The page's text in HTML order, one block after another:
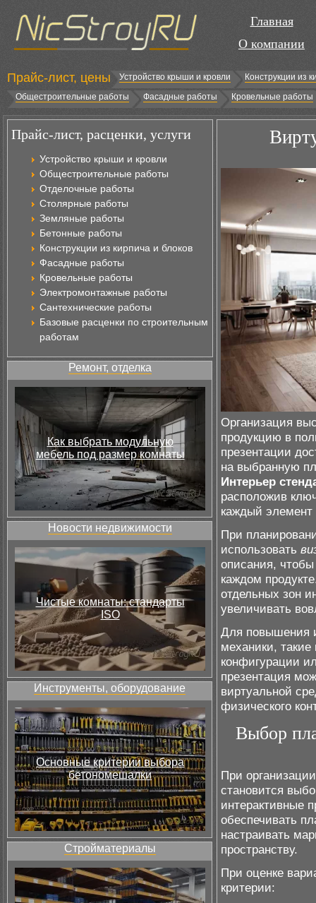
Главная
О компании
Прайс-лист, цены Устройство крыши и кровли
Конструкции из
Общестроительные работы
Фасадные работы Кровельные работы
Прайс-лист, расценки, услуги
Устройство крыши и кровли
Общестроительные работы
Отделочные работы
Столярные работы
Земляные работы
Бетонные работы
Конструкции из кирпича и блоков
Фасадные работы
Кровельные работы
Электромонтажные работы
Сантехнические работы
Базовые расценки по строительным
работам
Ремонт, отделка
Как выбрать модульную
мебель под размер комнаты
Новости недвижимости
Чистые комнаты: стандарты
ISO
Инструменты, оборудование
Основные критерии выбора
бетономешалки
Стройматериалы
Организация
продукцию в
презентации
на выбранную
Интерьер
расположив
каждый элемент
При
использовать
описания,
каждом
отдельных зон
увеличивать
Для повышения
механики,
конфигурации
презентация
виртуальной
физического
Выбор
При
становится
интерактивные
обеспечивать
настраивать
пространству.
При оценке
критерии: